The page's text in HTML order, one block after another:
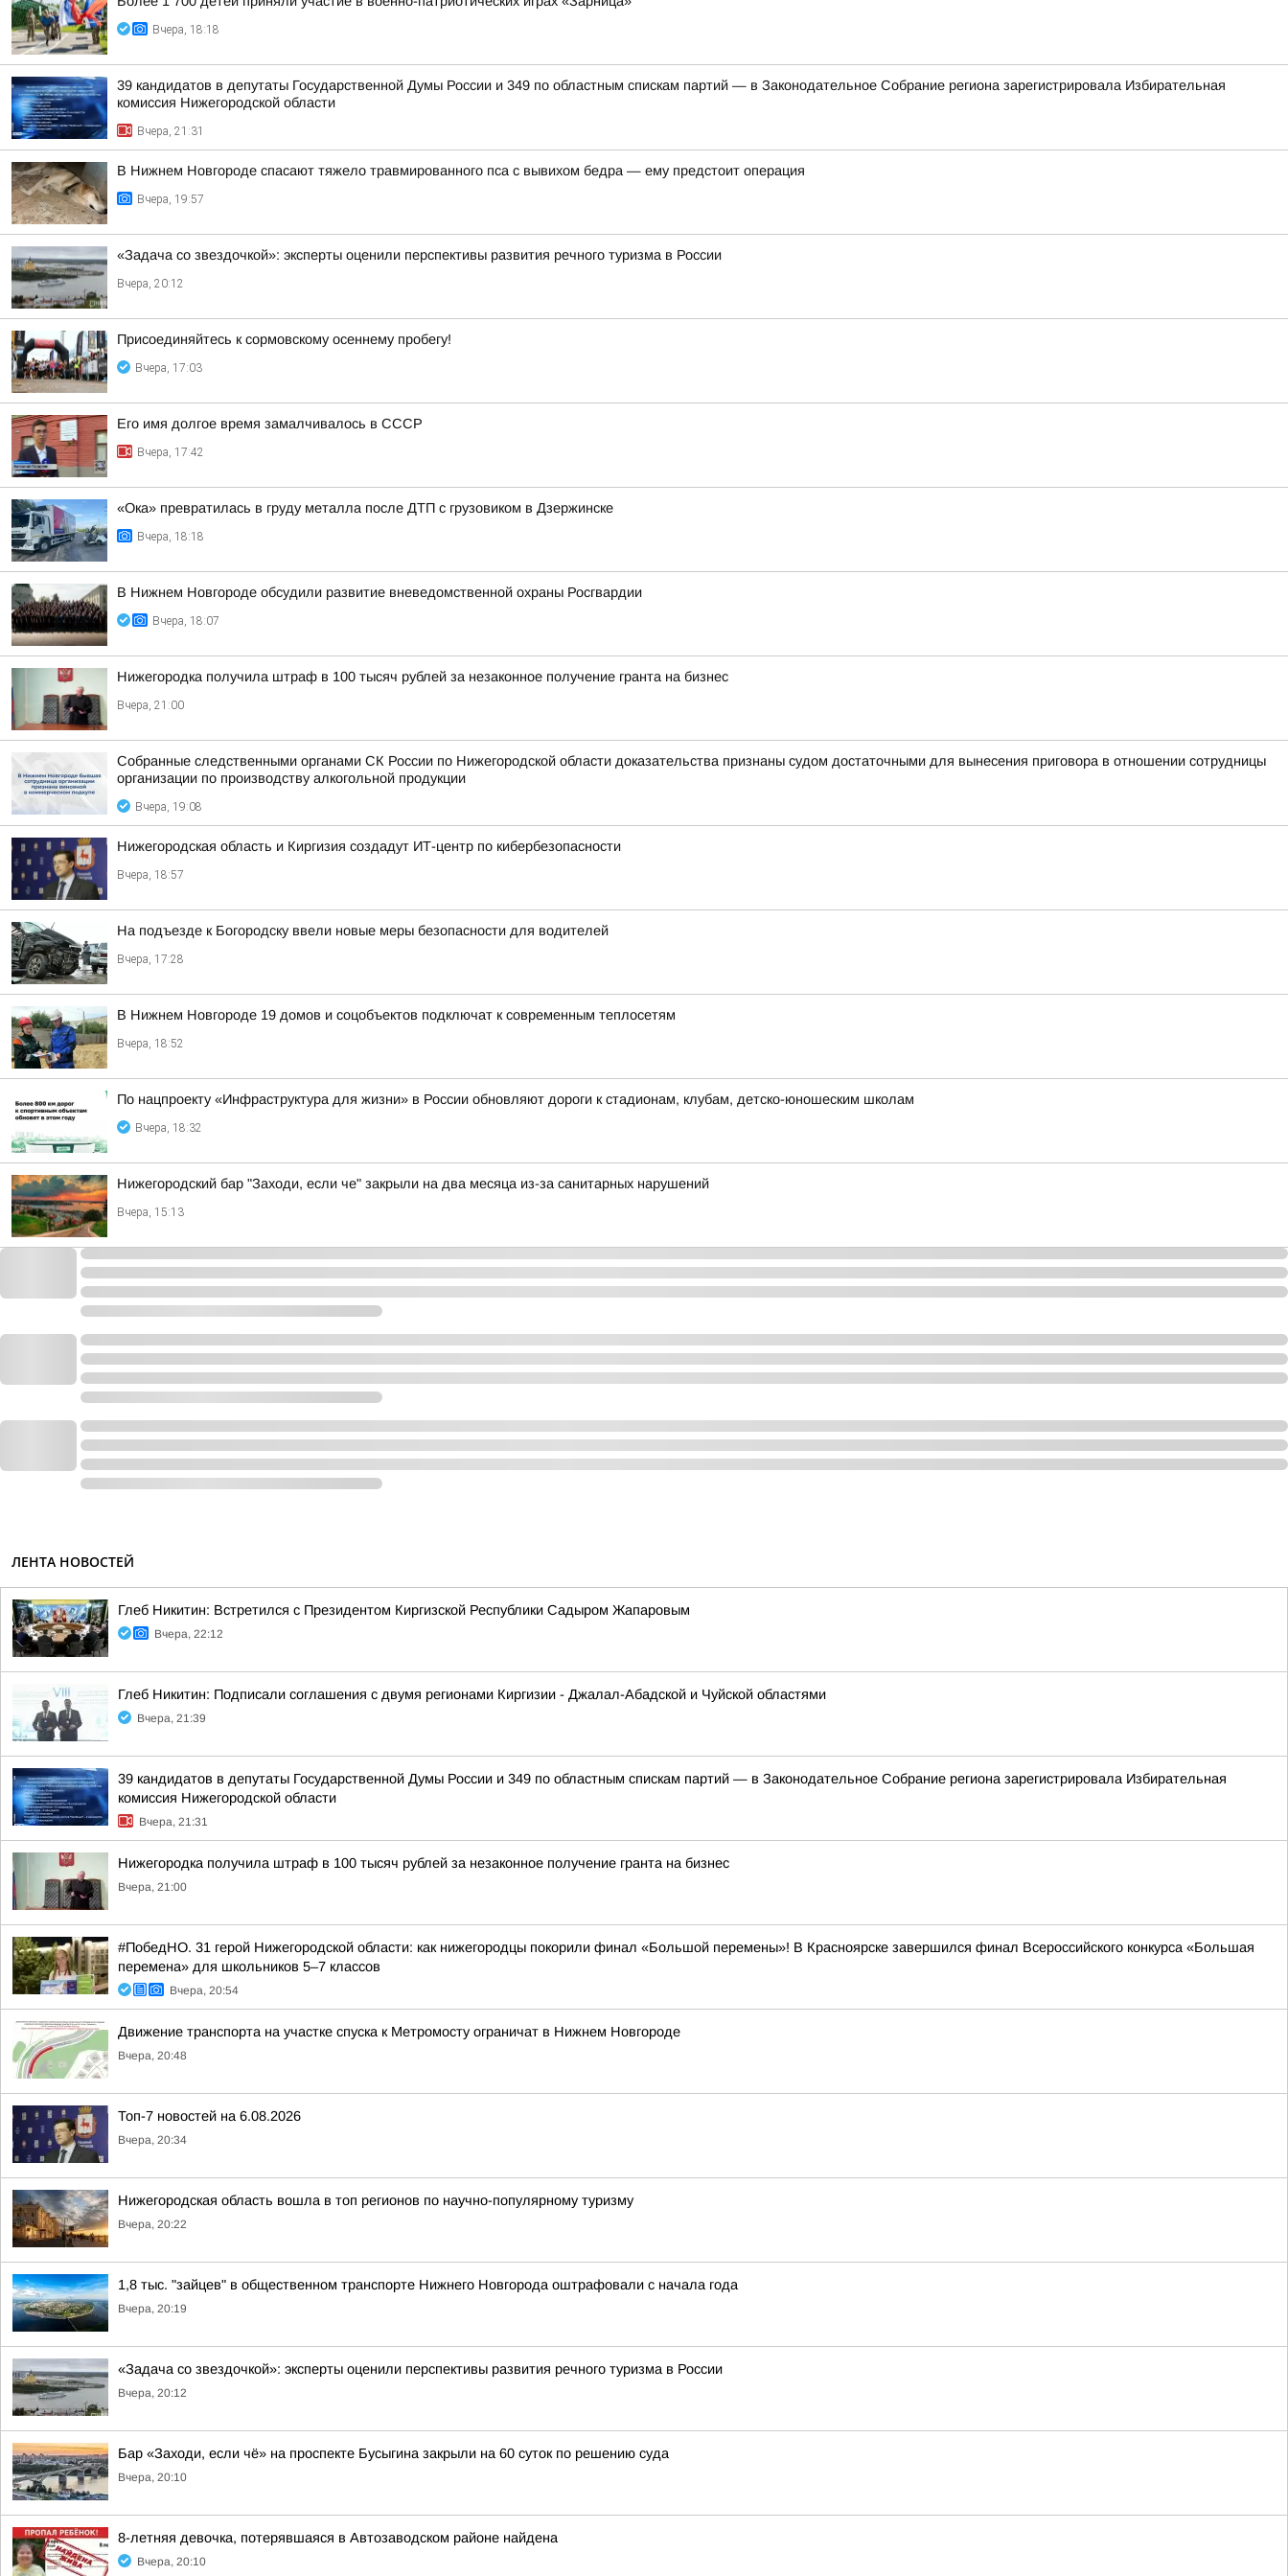
Вчера, 18:18
39 кандидатов в депутаты Государственной Думы России и 349 по областным спискам партий — в Законодательное Собрание региона зарегистрировала Избирательная
комиссия Нижегородской области
Вчера, 21:31
В Нижнем Новгороде спасают тяжело травмированного пса с вывихом бедра — ему предстоит операция
Вчера, 19:57
«Задача со звездочкой»: эксперты оценили перспективы развития речного туризма в России
Вчера, 20:12
Присоединяйтесь к сормовскому осеннему пробегу!
Вчера, 17:03
Его имя долгое время замалчивалось в СССР
Вчера, 17:42
«Ока» превратилась в груду металла после ДТП с грузовиком в Дзержинске
Вчера, 18:18
В Нижнем Новгороде обсудили развитие вневедомственной охраны Росгвардии
Вчера, 18:07
Нижегородка получила штраф в 100 тысяч рублей за незаконное получение гранта на бизнес
Вчера, 21:00
Собранные следственными органами СК России по Нижегородской области доказательства признаны судом достаточными для вынесения приговора в отношении сотрудницы
организации по производству алкогольной продукции
Вчера, 19:08
Нижегородская область и Киргизия создадут ИТ-центр по кибербезопасности
Вчера, 18:57
На подъезде к Богородску ввели новые меры безопасности для водителей
Вчера, 17:28
В Нижнем Новгороде 19 домов и соцобъектов подключат к современным теплосетям
Вчера, 18:52
По нацпроекту «Инфраструктура для жизни» в России обновляют дороги к стадионам, клубам, детско-юношеским школам
Вчера, 18:32
Нижегородский бар "Заходи, если че" закрыли на два месяца из-за санитарных нарушений
Вчера, 15:13
ЛЕНТА НОВОСТЕЙ
Глеб Никитин: Встретился с Президентом Киргизской Республики Садыром Жапаровым
Вчера, 22:12
Глеб Никитин: Подписали соглашения с двумя регионами Киргизии - Джалал-Абадской и Чуйской областями
Вчера, 21:39
39 кандидатов в депутаты Государственной Думы России и 349 по областным спискам партий — в Законодательное Собрание региона зарегистрировала Избирательная
комиссия Нижегородской области
Вчера, 21:31
Нижегородка получила штраф в 100 тысяч рублей за незаконное получение гранта на бизнес
Вчера, 21:00
#ПобедНО. 31 герой Нижегородской области: как нижегородцы покорили финал «Большой перемены»! В Красноярске завершился финал Всероссийского конкурса «Большая
перемена» для школьников 5–7 классов
Вчера, 20:54
Движение транспорта на участке спуска к Метромосту ограничат в Нижнем Новгороде
Вчера, 20:48
Топ-7 новостей на 6.08.2026
Вчера, 20:34
Нижегородская область вошла в топ регионов по научно-популярному туризму
Вчера, 20:22
1,8 тыс. "зайцев" в общественном транспорте Нижнего Новгорода оштрафовали с начала года
Вчера, 20:19
«Задача со звездочкой»: эксперты оценили перспективы развития речного туризма в России
Вчера, 20:12
Бар «Заходи, если чё» на проспекте Бусыгина закрыли на 60 суток по решению суда
Вчера, 20:10
8-летняя девочка, потерявшаяся в Автозаводском районе найдена
Вчера, 20:10